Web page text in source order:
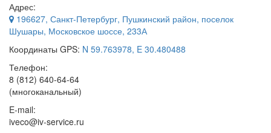
Адрес:
196627, Санкт-Петербург, Пушкинский район, поселок
Шушары, Московское шоссе, 233А
Координаты GPS: N 59.763978, E 30.480488
Телефон:
8 (812) 640-64-64
(многоканальный)
E-mail:
iveco@iv-service.ru